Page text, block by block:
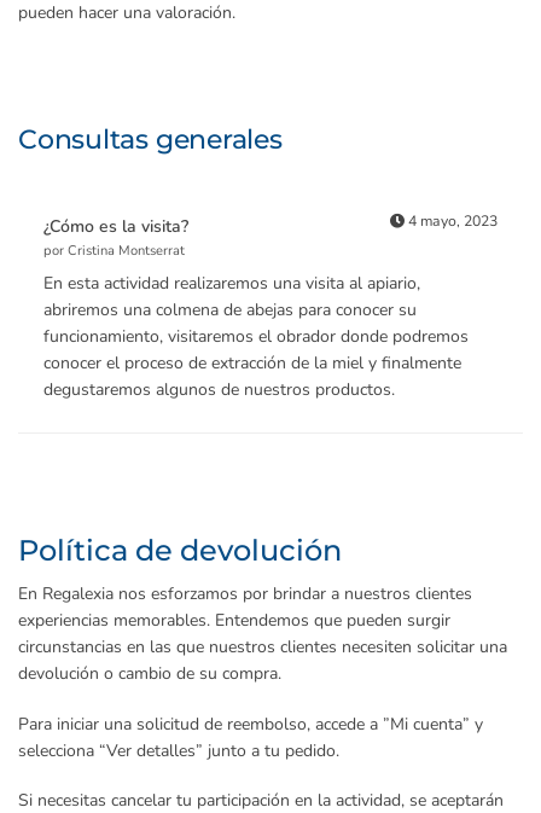
pueden hacer una valoración.
Consultas generales
4 mayo, 2023
¿Cómo es la visita?
por Cristina Montserrat
En esta actividad realizaremos una visita al apiario,
abriremos una colmena de abejas para conocer su
funcionamiento, visitaremos el obrador donde podremos
conocer el proceso de extracción de la miel y finalmente
degustaremos algunos de nuestros productos.
Política de devolución
En Regalexia nos esforzamos por brindar a nuestros clientes
experiencias memorables. Entendemos que pueden surgir
circunstancias en las que nuestros clientes necesiten solicitar una
devolución o cambio de su compra.
Para iniciar una solicitud de reembolso, accede a ”Mi cuenta” y
selecciona “Ver detalles” junto a tu pedido.
Si necesitas cancelar tu participación en la actividad, se aceptarán